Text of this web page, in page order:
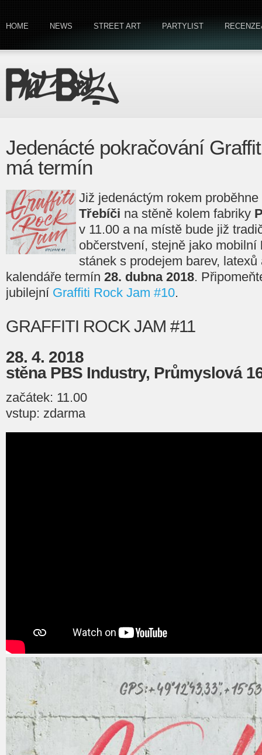
HOME NEWS STREET ART PARTYLIST
Jedenácté pokračování
má termín
Již jedenáctým rokem proběhne
Třebíči na stěně kolem fabriky
v 11.00 a na místě bude již
občerstvení, stejně jako mobilní
stánek s prodejem barev,
kalendáře termín 28. dubna 2018.
jubilejní Graffiti Rock Jam #10.
GRAFFITI ROCK JAM #11
28. 4. 2018
stěna PBS Industry, Průmyslová
začátek: 11.00
vstup: zdarma